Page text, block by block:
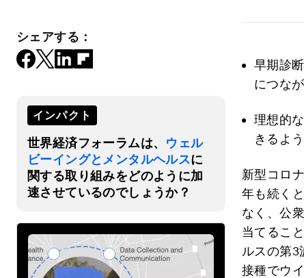
シェアする：
インパクト
世界経済フォーラムは、 ウェル
ビーイングとメンタルヘルスに
関する取り組みをどのように加
速させているのでしょうか？
早期診
につな
理想的
きるよ
新型コロ
年も続く
なく、公
当てるこ
ルスの第3
接種でウ